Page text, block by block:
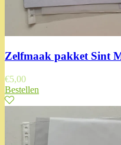
Zelfmaak pakket Sint
€5,00
Bestellen